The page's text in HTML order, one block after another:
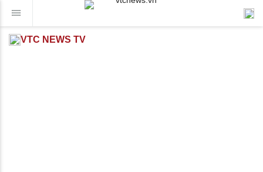
VTC NEWS TV